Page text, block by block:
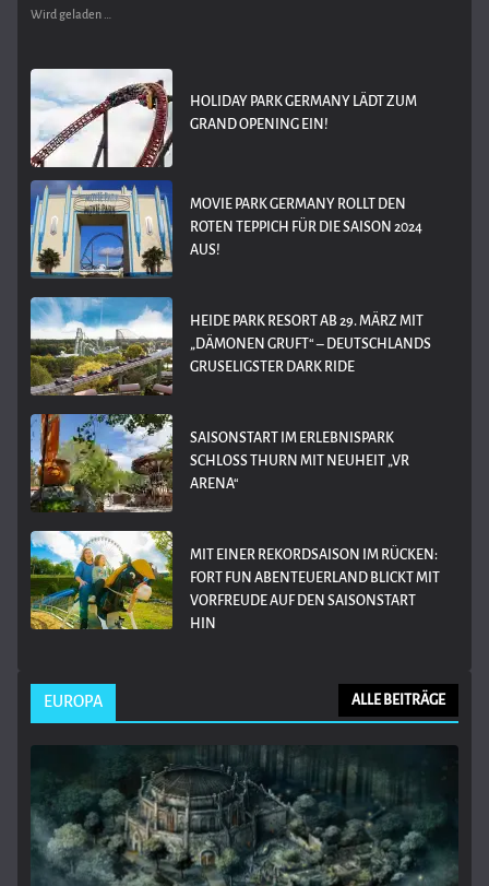
Wird geladen …
HOLIDAY PARK GERMANY LÄDT ZUM
GRAND OPENING EIN!
MOVIE PARK GERMANY ROLLT DEN
ROTEN TEPPICH FÜR DIE SAISON 2024
AUS!
HEIDE PARK RESORT AB 29. MÄRZ MIT
„DÄMONEN GRUFT“ – DEUTSCHLANDS
GRUSELIGSTER DARK RIDE
SAISONSTART IM ERLEBNISPARK
SCHLOSS THURN MIT NEUHEIT „VR
ARENA“
MIT EINER REKORDSAISON IM RÜCKEN:
FORT FUN ABENTEUERLAND BLICKT MIT
VORFREUDE AUF DEN SAISONSTART
HIN
EUROPA ALLE BEITRÄGE